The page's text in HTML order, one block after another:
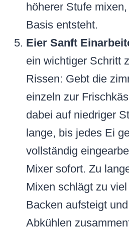
höherer Stufe
Basis entsteht.
Eier Sanft
ein wichtiger Schritt
Rissen: Gebt die
einzeln zur
dabei auf niedriger
lange, bis jedes Ei
vollständig
Mixer sofort. Zu
Mixen schlägt zu
Backen aufsteigt
Abkühlen